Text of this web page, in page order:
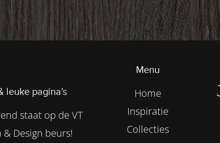
leuke pagina's
staat op de VT
& Design beurs!
Menu
Home
Inspiratie
Collecties